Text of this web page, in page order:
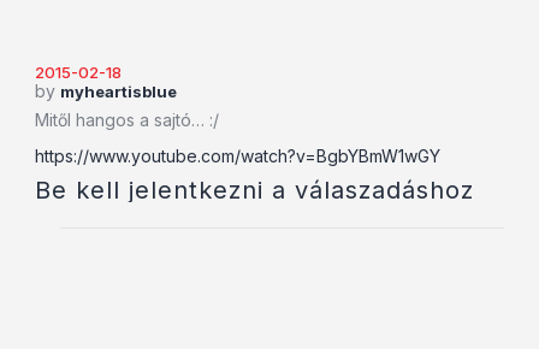
2015-02-18
by myheartisblue
Mitől hangos a sajtó… :/
https://www.youtube.com/watch?v=BgbYBmW1wGY
Be kell jelentkezni a válaszadáshoz